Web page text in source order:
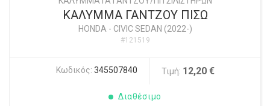
ΚΑΛΥΜΜΑ ΓΑΝΤΖΟΥ ΠΙΣΩ
HONDA- CIVIC SEDAN (2022-)
#121519
Κωδικός: 345507840 Τιμή: 12,20 €
Διαθέσιμο